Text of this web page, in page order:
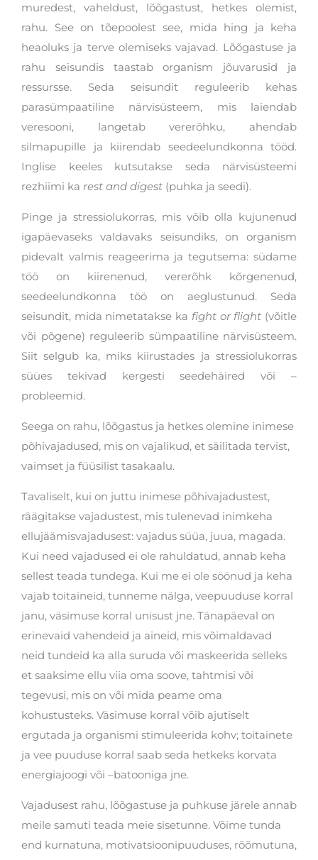
muredest, vaheldust, lõõgastust, hetkes olemist,
rahu. See on tõepoolest see, mida hing ja keha
heaoluks ja terve olemiseks vajavad. Lõõgastuse ja
rahu seisundis taastab organism jõuvarusid ja
ressursse. Seda seisundit reguleerib kehas
parasümpaatiline närvisüsteem, mis laiendab
veresooni, langetab vererõhku, ahendab
silmapupille ja kiirendab seedeelundkonna tööd.
Inglise keeles kutsutakse seda närvisüsteemi
rezhiimi ka rest and digest (puhka ja seedi).
Pinge ja stressiolukorras, mis võib olla kujunenud
igapäevaseks valdavaks seisundiks, on organism
pidevalt valmis reageerima ja tegutsema: südame
töö on kiirenenud, vererõhk kõrgenenud,
seedeelundkonna töö on aeglustunud. Seda
seisundit, mida nimetatakse ka fight or flight (võitle
või põgene) reguleerib sümpaatiline närvisüsteem.
Siit selgub ka, miks kiirustades ja stressiolukorras
süües tekivad kergesti seedehäired või –
probleemid.
Seega on rahu, lõõgastus ja hetkes olemine inimese
põhivajadused, mis on vajalikud, et säilitada tervist,
vaimset ja füüsilist tasakaalu.
Tavaliselt, kui on juttu inimese põhivajadustest,
räägitakse vajadustest, mis tulenevad inimkeha
ellujäämisvajadusest: vajadus süüa, juua, magada.
Kui need vajadused ei ole rahuldatud, annab keha
sellest teada tundega. Kui me ei ole söönud ja keha
vajab toitaineid, tunneme nälga, veepuuduse korral
janu, väsimuse korral unisust jne. Tänapäeval on
erinevaid vahendeid ja aineid, mis võimaldavad
neid tundeid ka alla suruda või maskeerida selleks
et saaksime ellu viia oma soove, tahtmisi või
tegevusi, mis on või mida peame oma
kohustusteks. Väsimuse korral võib ajutiselt
ergutada ja organismi stimuleerida kohv; toitainete
ja vee puuduse korral saab seda hetkeks korvata
energiajoogi või –batooniga jne.
Vajadusest rahu, lõõgastuse ja puhkuse järele annab
meile samuti teada meie sisetunne. Võime tunda
end kurnatuna, motivatsioonipuuduses, rõõmutuna,